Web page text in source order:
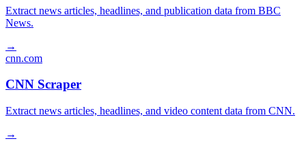
Extract news articles, headlines, and publication data from BBC
News.
→
cnn.com
CNN Scraper
Extract news articles, headlines, and video content data from CNN.
→